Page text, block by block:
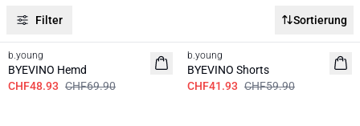
Filter Sortierung
30%
b.young
BYEVINO Hemd
CHF48.93 CHF69.90
b.young
BYEVINO Shorts
CHF41.93 CHF59.90